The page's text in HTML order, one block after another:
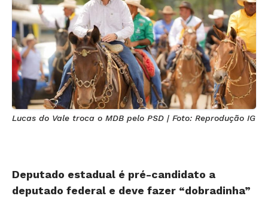
Lucas do Vale troca o MDB pelo PSD | Foto: Reprodução IG
Deputado estadual é pré-candidato a
deputado federal e deve fazer “dobradinha”